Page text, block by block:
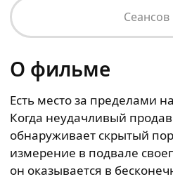
Сеансов
О фильме
Есть место за пределами
Когда неудачливый
обнаруживает скрытый
измерение в подвале
он оказывается в